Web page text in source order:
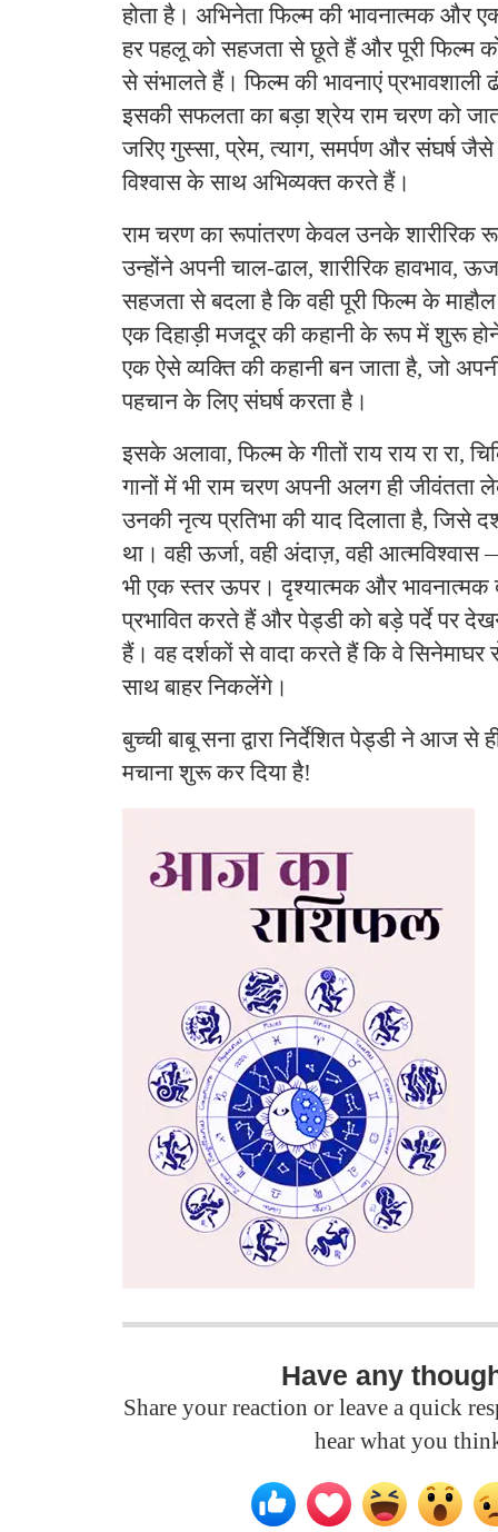
होता है। अभिनेता फिल्म की भावनात्मक और
हर पहलू को सहजता से छूते हैं और पूरी फिल्म
से संभालते हैं। फिल्म की भावनाएं
इसकी सफलता का बड़ा श्रेय राम चरण को
जरिए गुस्सा, प्रेम, त्याग, समर्पण और संघर्ष
विश्वास के साथ अभिव्यक्त करते हैं।
राम चरण का रूपांतरण केवल उनके शारीरिक
उन्होंने अपनी चाल-ढाल, शारीरिक हावभाव,
सहजता से बदला है कि वही पूरी फिल्म के
एक दिहाड़ी मजदूर की कहानी के रूप में शुरू
एक ऐसे व्यक्ति की कहानी बन जाता है, जो
पहचान के लिए संघर्ष करता है।
इसके अलावा, फिल्म के गीतों राय राय रा रा,
गानों में भी राम चरण अपनी अलग ही
उनकी नृत्य प्रतिभा की याद दिलाता है, जिसे
था। वही ऊर्जा, वही अंदाज़, वही
भी एक स्तर ऊपर। दृश्यात्मक और भावनात्मक
प्रभावित करते हैं और पेड्डी को बड़े पर्दे पर
हैं। वह दर्शकों से वादा करते हैं कि वे
साथ बाहर निकलेंगे।
बुच्ची बाबू सना द्वारा निर्देशित पेड्डी ने आज से
मचाना शुरू कर दिया है!
Have any
Share your reaction or leave a quick
hear what you